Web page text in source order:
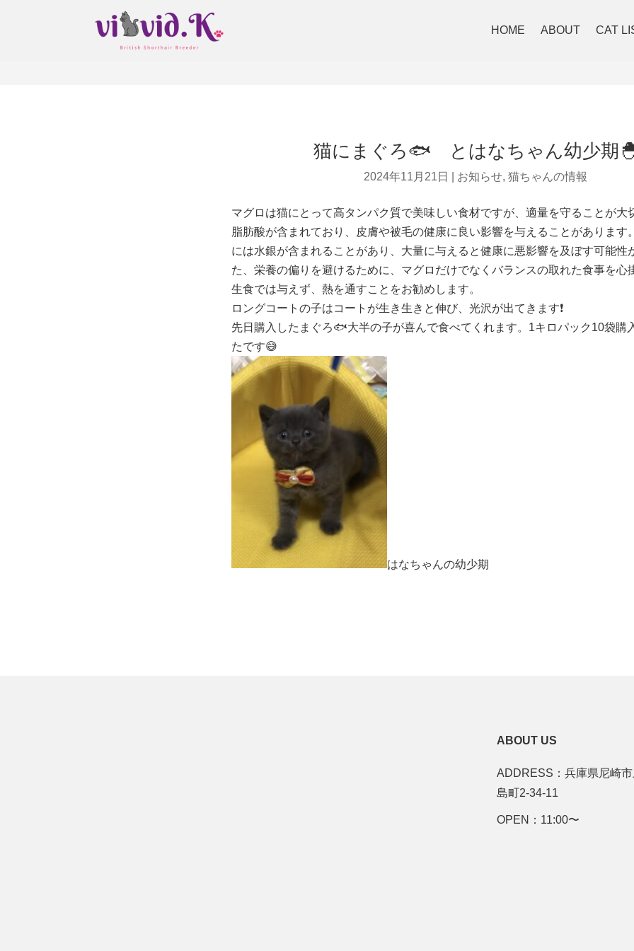
HOME ABOUT CAT
猫にまぐろ🐟 とはなちゃん幼少期
2024年11月21日 お知らせ, 猫ちゃんの情報
マグロは猫にとって高タンパク質で美味しい食材ですが、適量を守ることが大
脂肪酸が含まれており、皮膚や被毛の健康に良い影響を与えることがあります
には水銀が含まれることがあり、大量に与えると健康に悪影響を及ぼす可能性
た、栄養の偏りを避けるために、マグロだけでなくバランスの取れた食事を心
生食では与えず、熱を通すことをお勧めします。
ロングコートの子はコートが生き生きと伸び、光沢が出てきます❗
先日購入したまぐろ🐟大半の子が喜んで食べてくれます。1キロパック10袋購
たです😅
はなちゃんの幼少期
ABOUT US
ADDRESS：兵庫県尼崎
島町2-34-11
OPEN：11:00〜